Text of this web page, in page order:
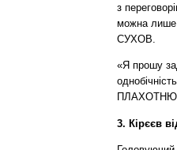
з
можна лише
СУХОВ.
«Я прошу
3. Кірєєв